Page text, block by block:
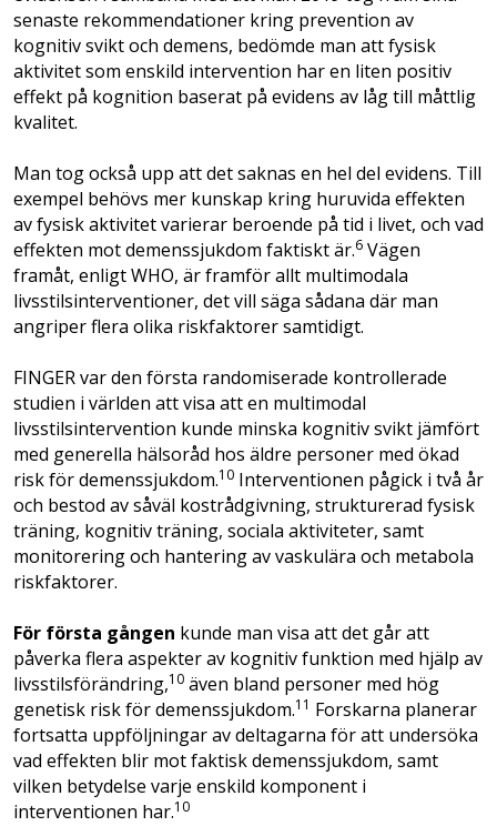
senaste rekommendationer kring prevention av
kognitiv svikt och demens, bedömde man att fysisk
aktivitet som enskild intervention har en liten positiv
effekt på kognition baserat på evidens av låg till måttlig
kvalitet.
Man tog också upp att det saknas en hel del evidens. Till
exempel behövs mer kunskap kring huruvida effekten
av fysisk aktivitet varierar beroende på tid i livet, och vad
effekten mot demenssjukdom faktiskt är.6 Vägen
framåt, enligt WHO, är framför allt multimodala
livsstilsinterventioner, det vill säga sådana där man
angriper flera olika riskfaktorer samtidigt.
FINGER var den första randomiserade kontrollerade
studien i världen att visa att en multimodal
livsstilsintervention kunde minska kognitiv svikt jämfört
med generella hälsoråd hos äldre personer med ökad
risk för demenssjukdom.10 Interventionen pågick i två år
och bestod av såväl kostrådgivning, strukturerad fysisk
träning, kognitiv träning, sociala aktiviteter, samt
monitorering och hantering av vaskulära och metabola
riskfaktorer.
För första gången kunde man visa att det går att
påverka flera aspekter av kognitiv funktion med hjälp av
livsstilsförändring,10 även bland personer med hög
genetisk risk för demenssjukdom.11 Forskarna planerar
fortsatta uppföljningar av deltagarna för att undersöka
vad effekten blir mot faktisk demenssjukdom, samt
vilken betydelse varje enskild komponent i
interventionen har.10